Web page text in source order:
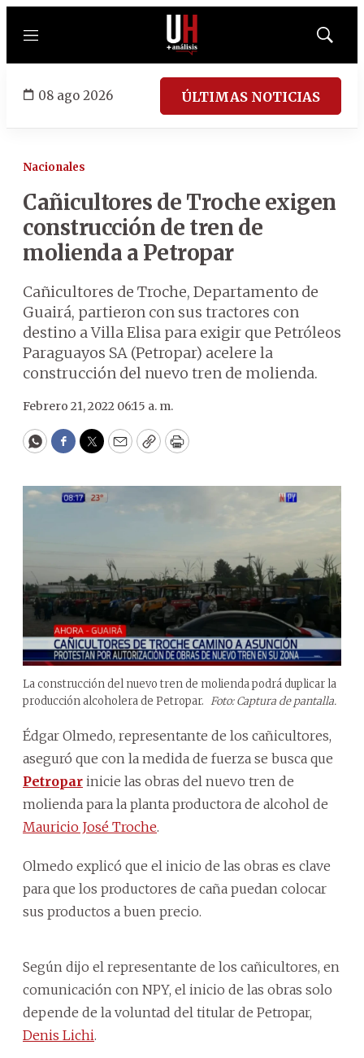
Menú
Mostrar
08 ago 2026 ÚLTIMAS NOTICIAS
Nacionales
Cañicultores de Troche exigen
construcción de tren de
molienda a Petropar
Cañicultores de Troche, Departamento de
Guairá, partieron con sus tractores con
destino a Villa Elisa para exigir que Petróleos
Paraguayos SA (Petropar) acelere la
construcción del nuevo tren de molienda.
Febrero 21, 2022 06:15 a. m.
WhatsApp
Facebook
Twitter
EmailCopyPrint
La construcción del nuevo tren de molienda podrá duplicar la
producción alcoholera de Petropar. Foto: Captura de pantalla.
Édgar Olmedo, representante de los cañicultores,
aseguró que con la medida de fuerza se busca que
Petropar inicie las obras del nuevo tren de
molienda para la planta productora de alcohol de
Mauricio José Troche.
Olmedo explicó que el inicio de las obras es clave
para que los productores de caña puedan colocar
sus productos a buen precio.
Según dijo el representante de los cañicultores, en
comunicación con NPY, el inicio de las obras solo
depende de la voluntad del titular de Petropar,
Denis Lichi.